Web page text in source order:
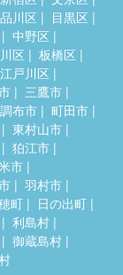
品川区
目黒区
中野区
区
板橋区
江戸川区
三鷹市
調布市
町田市
東村山市
狛江市
市
羽村市
町
日の出町
利島村
御蔵島村